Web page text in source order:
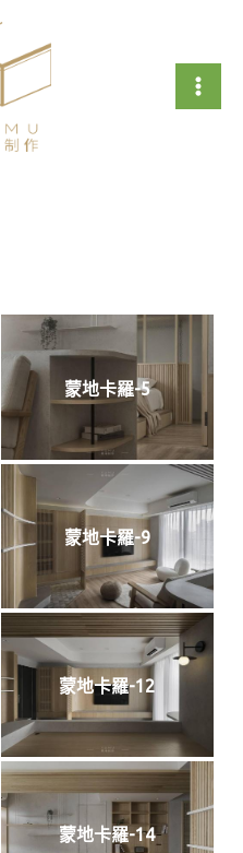
蒙地卡羅-5
蒙地卡羅-9
蒙地卡羅-12
蒙地卡羅-14